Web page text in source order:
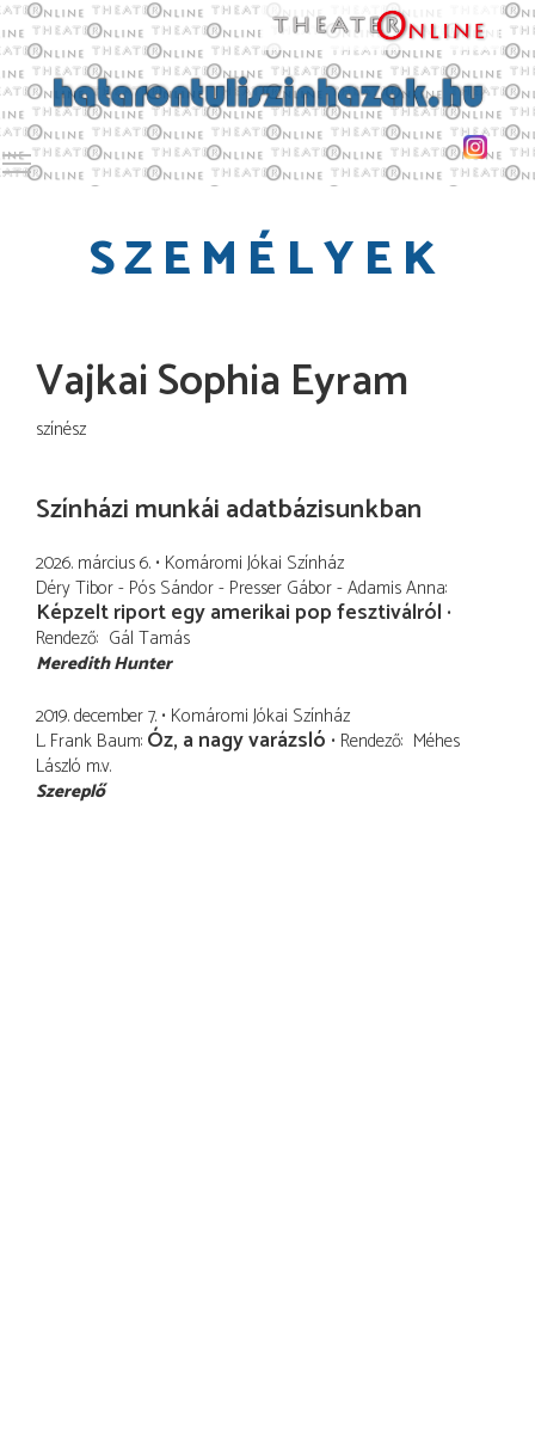
Toggle main menu visibility
SZEMÉLYEK
Vajkai Sophia Eyram
színész
Színházi munkái adatbázisunkban
2026. március 6. Komáromi Jókai Színház
Déry Tibor - Pós Sándor - Presser Gábor - Adamis Anna
Képzelt riport egy amerikai pop fesztiválról
Rendező Gál Tamás
Meredith Hunter
2019. december 7. Komáromi Jókai Színház
L. Frank Baum Óz, a nagy varázsló Rendező Méhes
László m.v.
Szereplő